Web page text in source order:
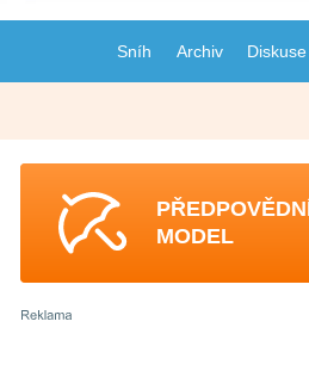
Sníh Archiv Diskuse
MODEL